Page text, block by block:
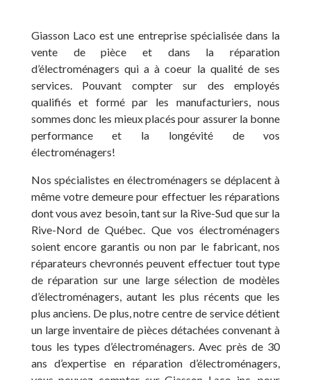
Giasson Laco est une entreprise spécialisée dans la
vente de pièce et dans la réparation
d’électroménagers qui a à coeur la qualité de ses
services. Pouvant compter sur des employés
qualifiés et formé par les manufacturiers, nous
sommes donc les mieux placés pour assurer la bonne
performance et la longévité de vos
électroménagers!
Nos spécialistes en électroménagers se déplacent à
même votre demeure pour effectuer les réparations
dont vous avez besoin, tant sur la Rive-Sud que sur la
Rive-Nord de Québec. Que vos électroménagers
soient encore garantis ou non par le fabricant, nos
réparateurs chevronnés peuvent effectuer tout type
de réparation sur une large sélection de modèles
d’électroménagers, autant les plus récents que les
plus anciens. De plus, notre centre de service détient
un large inventaire de pièces détachées convenant à
tous les types d’électroménagers. Avec près de 30
ans d’expertise en réparation d’électroménagers,